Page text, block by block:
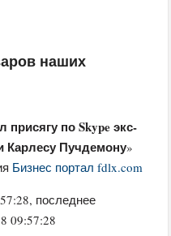
наших
присягу по Skype экс-
Карлесу Пучдемону»
Бизнес портал fdlx.com
, последнее
09:57:28